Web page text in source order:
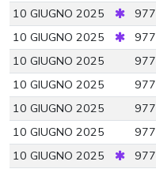
10 GIUGNO 2025
10 GIUGNO 2025
10 GIUGNO 2025
10 GIUGNO 2025
10 GIUGNO 2025
10 GIUGNO 2025
10 GIUGNO 2025